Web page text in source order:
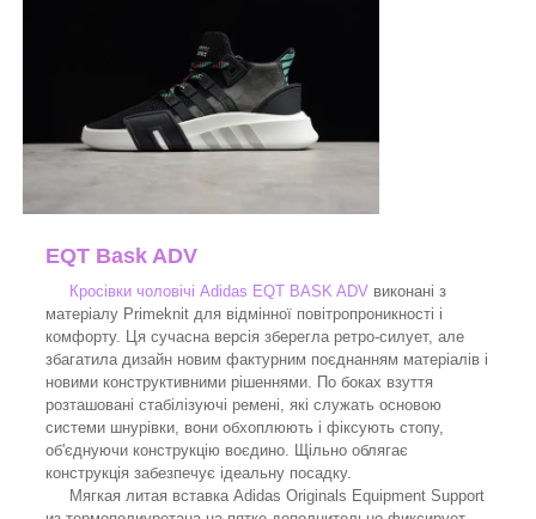
EQT Bask ADV
Кросівки чоловічі Adidas EQT BASK ADV виконані з
матеріалу Primeknit для відмінної повітропроникності і
комфорту. Ця сучасна версія зберегла ретро-силует, але
збагатила дизайн новим фактурним поєднанням матеріалів і
новими конструктивними рішеннями. По боках взуття
розташовані стабілізуючі ремені, які служать основою
системи шнурівки, вони обхоплюють і фіксують стопу,
об'єднуючи конструкцію воєдино. Щільно облягає
конструкція забезпечує ідеальну посадку.
Мягкая литая вставка Adidas Originals Equipment Support